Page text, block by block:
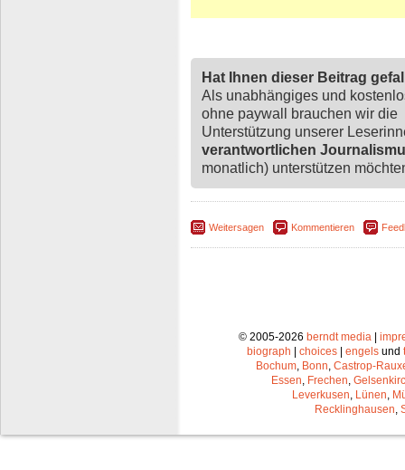
Hat Ihnen dieser Beitrag
Als unabhängiges und
ohne paywall brauchen wir die
Unterstützung unserer
verantwortlichen
monatlich) unterstützen
Weitersagen Kommentieren
© 2005-2026 berndt media |
biograph | choices | engels und
Bochum Bonn Castrop-
Essen Frechen
Leverkusen Lünen
Recklinghausen